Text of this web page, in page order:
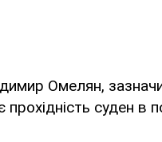
Омелян,
суден в